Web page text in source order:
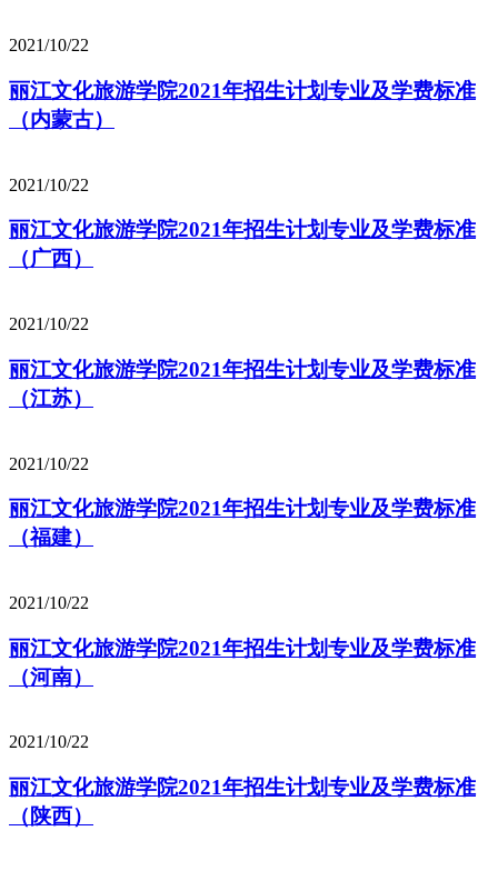
2021/10/22
丽江文化旅游学院2021年招生计划专业及学费标准
（内蒙古）
2021/10/22
丽江文化旅游学院2021年招生计划专业及学费标准
（广西）
2021/10/22
丽江文化旅游学院2021年招生计划专业及学费标准
（江苏）
2021/10/22
丽江文化旅游学院2021年招生计划专业及学费标准
（福建）
2021/10/22
丽江文化旅游学院2021年招生计划专业及学费标准
（河南）
2021/10/22
丽江文化旅游学院2021年招生计划专业及学费标准
（陕西）